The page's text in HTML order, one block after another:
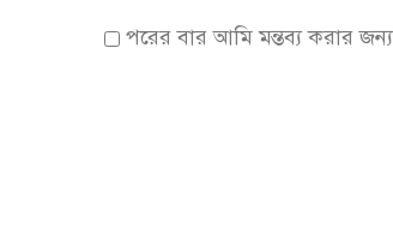
পরের বার আমি মন্তব্য করার